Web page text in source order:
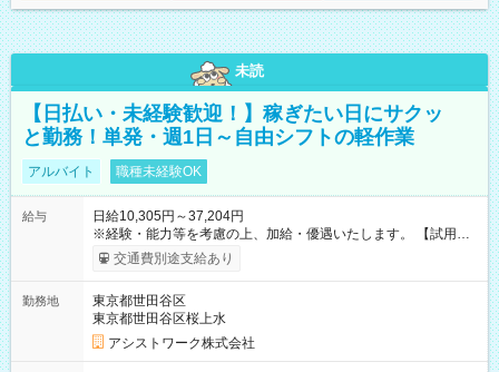
未読
【日払い・未経験歓迎！】稼ぎたい日にサクッ
と勤務！単発・週1日～自由シフトの軽作業
アルバイト 職種未経験OK
給与
日給10,305円～37,204円
※経験・能力等を考慮の上、加給・優遇いたします。 【試用期
間】試用期間なし
交通費別途支給あり
勤務地
東京都世田谷区
東京都世田谷区桜上水
アシストワーク株式会社